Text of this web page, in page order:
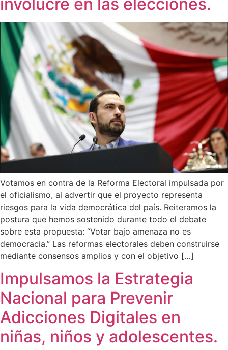
Votamos en contra de la Reforma Electoral impulsada por
el oficialismo, al advertir que el proyecto representa
riesgos para la vida democrática del país. Reiteramos la
postura que hemos sostenido durante todo el debate
sobre esta propuesta: “Votar bajo amenaza no es
democracia.” Las reformas electorales deben construirse
mediante consensos amplios y con el objetivo […]
Impulsamos la Estrategia
Nacional para Prevenir
Adicciones Digitales en
niñas, niños y adolescentes.